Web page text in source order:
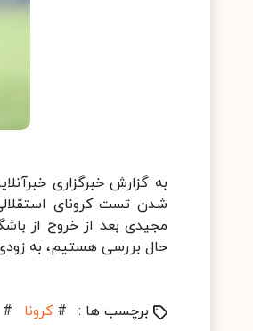
شدن تست کرونای
مجیدی بعد از خروج از
حال بررسی هستیم، به زودی
برچسب ها : # کرونا #